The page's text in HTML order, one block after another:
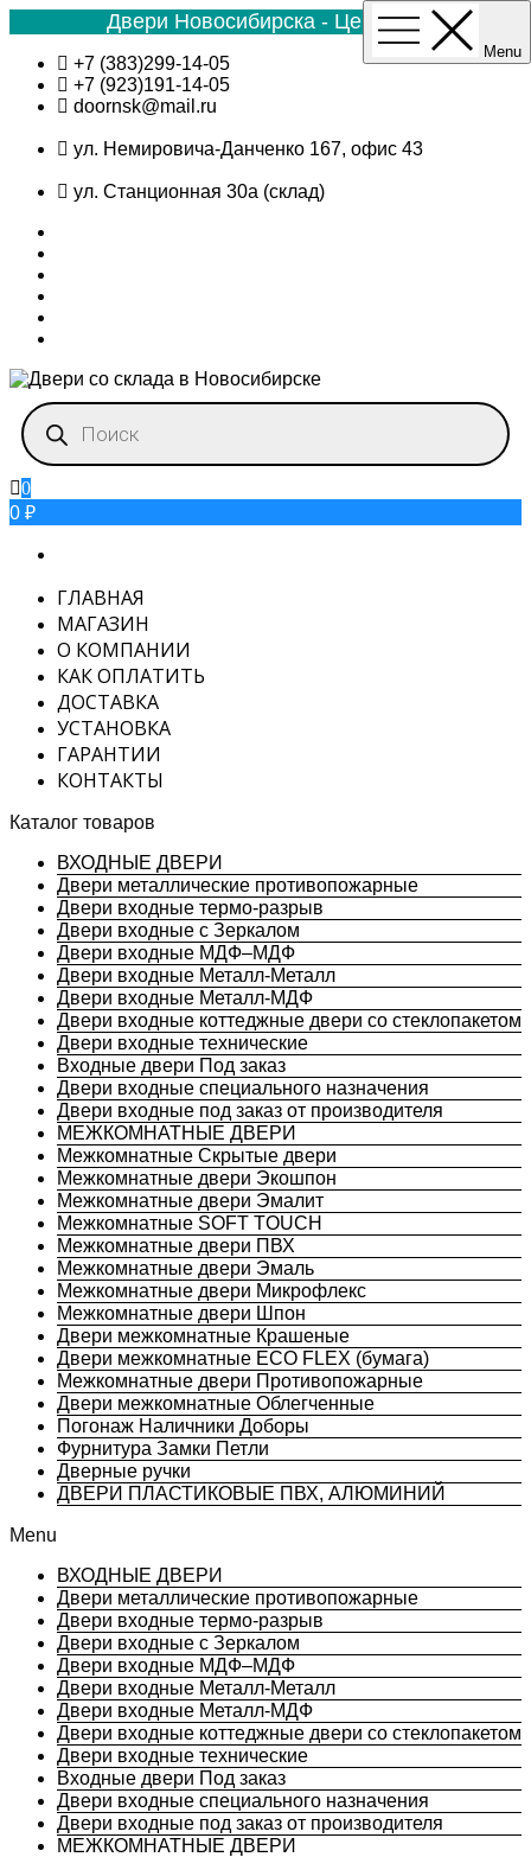
Двери Новосибирска - Цена №1
Skip
content
+7 (383)299-14-05
+7 (923)191-14-05
doornsk@mail.ru
ул. Немировича-Данченко 167, офис 43
ул. Станционная 30а (склад)
Поиск
товаров
0
0 ₽
Menu
ГЛАВНАЯ
МАГАЗИН
О КОМПАНИИ
КАК ОПЛАТИТЬ
ДОСТАВКА
УСТАНОВКА
ГАРАНТИИ
КОНТАКТЫ
Каталог товаров
ВХОДНЫЕ ДВЕРИ
Двери металлические противопожарные
Двери входные термо-разрыв
Двери входные с Зеркалом
Двери входные МДФ–МДФ
Двери входные Металл-Металл
Двери входные Металл-МДФ
Двери входные коттеджные двери со стеклопакетом
Двери входные технические
Входные двери Под заказ
Двери входные специального назначения
Двери входные под заказ от производителя
МЕЖКОМНАТНЫЕ ДВЕРИ
Межкомнатные Скрытые двери
Межкомнатные двери Экошпон
Межкомнатные двери Эмалит
Межкомнатные SOFT TOUCH
Межкомнатные двери ПВХ
Межкомнатные двери Эмаль
Межкомнатные двери Микрофлекс
Межкомнатные двери Шпон
Двери межкомнатные Крашеные
Двери межкомнатные ECO FLEX (бумага)
Межкомнатные двери Противопожарные
Двери межкомнатные Облегченные
Погонаж Наличники Доборы
Фурнитура Замки Петли
Дверные ручки
ДВЕРИ ПЛАСТИКОВЫЕ ПВХ, АЛЮМИНИЙ
Menu
ВХОДНЫЕ ДВЕРИ
Двери металлические противопожарные
Двери входные термо-разрыв
Двери входные с Зеркалом
Двери входные МДФ–МДФ
Двери входные Металл-Металл
Двери входные Металл-МДФ
Двери входные коттеджные двери со стеклопакетом
Двери входные технические
Входные двери Под заказ
Двери входные специального назначения
Двери входные под заказ от производителя
МЕЖКОМНАТНЫЕ ДВЕРИ